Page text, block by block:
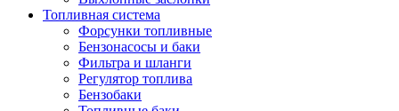
Топливная система
Форсунки топливные
Бензонасосы и баки
Фильтра и шланги
Регулятор топлива
Бензобаки